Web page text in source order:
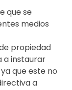
que se
medios
propiedad
a instaurar
que este no
a